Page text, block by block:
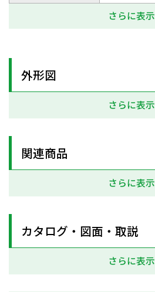
さらに表示
外形図
さらに表示
関連商品
さらに表示
カタログ・図面・取説
さらに表示